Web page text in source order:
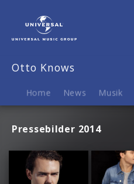
Fotos
Otto Knows
Home News Musik
Pressebilder 2014